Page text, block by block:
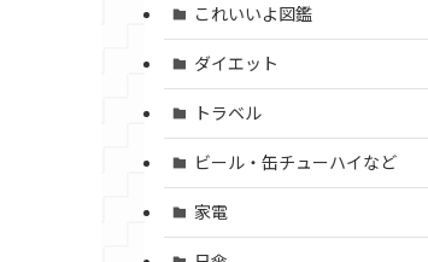
これいいよ図鑑
ダイエット
トラベル
ビール・缶チューハイなど
家電